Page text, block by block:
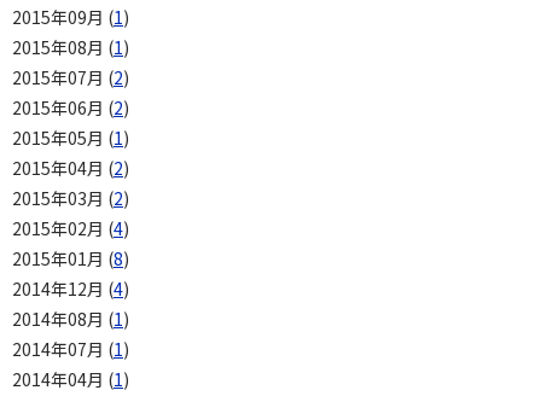
2015年09月 (1)
2015年08月 (1)
2015年07月 (2)
2015年06月 (2)
2015年05月 (1)
2015年04月 (2)
2015年03月 (2)
2015年02月 (4)
2015年01月 (8)
2014年12月 (4)
2014年08月 (1)
2014年07月 (1)
2014年04月 (1)